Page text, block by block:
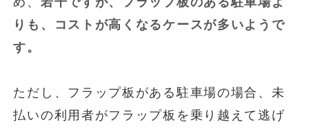
りも、コストが高くなるケースが多いようで
す。
ただし、フラップ板がある駐車場の場合、未
払いの利用者がフラップ板を乗り越えて逃げ